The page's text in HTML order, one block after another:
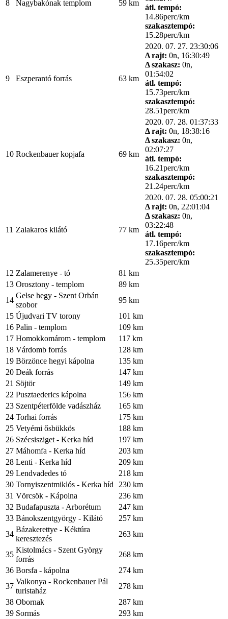
8 Nagybakónak templom 59 km
átl. tempó:
14.86perc/km
szakasztempó:
15.28perc/km
9 Eszperantó forrás 63 km
2020. 07. 27. 23:30:06
Δ rajt: 0n, 16:30:49
Δ szakasz: 0n,
01:54:02
átl. tempó:
15.73perc/km
szakasztempó:
28.51perc/km
10 Rockenbauer kopjafa 69 km
2020. 07. 28. 01:37:33
Δ rajt: 0n, 18:38:16
Δ szakasz: 0n,
02:07:27
átl. tempó:
16.21perc/km
szakasztempó:
21.24perc/km
11 Zalakaros kilátó 77 km
2020. 07. 28. 05:00:21
Δ rajt: 0n, 22:01:04
Δ szakasz: 0n,
03:22:48
átl. tempó:
17.16perc/km
szakasztempó:
25.35perc/km
12 Zalamerenye - tó
81 km
13 Orosztony - templom
89 km
14
Gelse hegy - Szent Orbán
szobor
95 km
15 Újudvari TV torony
101 km
16 Palin - templom
109 km
17 Homokkomárom - templom
117 km
18 Várdomb forrás
128 km
19 Börzönce hegyi kápolna
135 km
20 Deák forrás
147 km
21 Söjtör
149 km
22 Pusztaederics kápolna
156 km
23 Szentpéterfölde vadászház
165 km
24 Torhai forrás
175 km
25 Vetyémi ősbükkös
188 km
26 Szécsisziget - Kerka híd
197 km
27 Máhomfa - Kerka híd
203 km
28 Lenti - Kerka híd
209 km
29 Lendvadedes tó
218 km
30 Tornyiszentmiklós - Kerka híd
230 km
31 Vörcsök - Kápolna
236 km
32 Budafapuszta - Arborétum
247 km
33 Bánokszentgyörgy - Kilátó
257 km
34
Bázakerettye - Kéktúra
keresztezés
263 km
35
Kistolmács - Szent György
forrás
268 km
36 Borsfa - kápolna
274 km
37
Valkonya - Rockenbauer Pál
turistaház
278 km
38 Obornak
287 km
39 Sormás
293 km